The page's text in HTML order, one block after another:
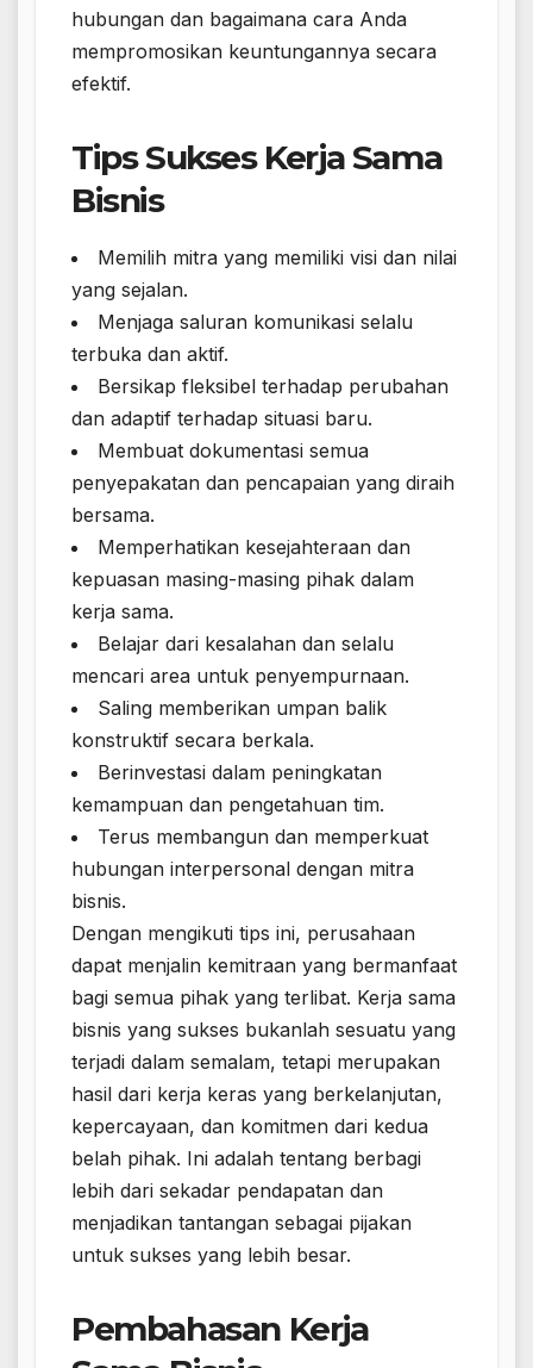
hubungan dan bagaimana cara Anda
mempromosikan keuntungannya secara
efektif.
Tips Sukses Kerja Sama
Bisnis
Memilih mitra yang memiliki visi dan nilai
yang sejalan.
Menjaga saluran komunikasi selalu
terbuka dan aktif.
Bersikap fleksibel terhadap perubahan
dan adaptif terhadap situasi baru.
Membuat dokumentasi semua
penyepakatan dan pencapaian yang diraih
bersama.
Memperhatikan kesejahteraan dan
kepuasan masing-masing pihak dalam
kerja sama.
Belajar dari kesalahan dan selalu
mencari area untuk penyempurnaan.
Saling memberikan umpan balik
konstruktif secara berkala.
Berinvestasi dalam peningkatan
kemampuan dan pengetahuan tim.
Terus membangun dan memperkuat
hubungan interpersonal dengan mitra
bisnis.
Dengan mengikuti tips ini, perusahaan
dapat menjalin kemitraan yang bermanfaat
bagi semua pihak yang terlibat. Kerja sama
bisnis yang sukses bukanlah sesuatu yang
terjadi dalam semalam, tetapi merupakan
hasil dari kerja keras yang berkelanjutan,
kepercayaan, dan komitmen dari kedua
belah pihak. Ini adalah tentang berbagi
lebih dari sekadar pendapatan dan
menjadikan tantangan sebagai pijakan
untuk sukses yang lebih besar.
Pembahasan Kerja